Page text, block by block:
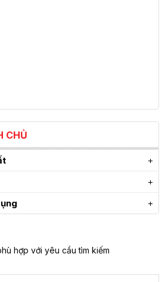
CHỦ
hợp với yêu cầu tìm kiếm